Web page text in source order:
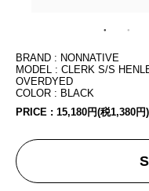
BRAND : NONNATIVE
MODEL : CLERK S/S
OVERDYED
COLOR : BLACK
PRICE : 15,180円(税1,380円)